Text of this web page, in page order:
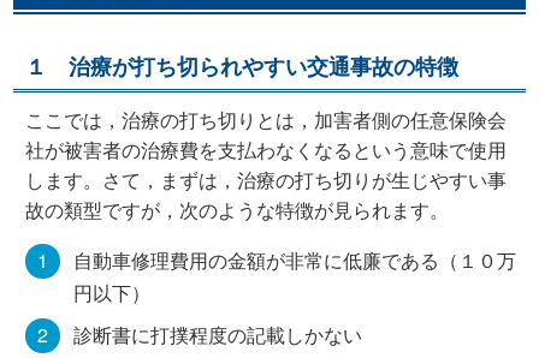
１ 治療が打ち切られやすい交通事故の特徴
ここでは，治療の打ち切りとは，加害者側の任意保険会
社が被害者の治療費を支払わなくなるという意味で使用
します。さて，まずは，治療の打ち切りが生じやすい事
故の類型ですが，次のような特徴が見られます。
自動車修理費用の金額が非常に低廉である（１０万
円以下）
診断書に打撲程度の記載しかない